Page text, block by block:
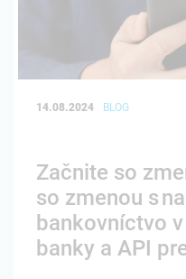
14.08.2024 BLOG
Začnite so
so zmenou s
bankovníctvo
banky a API